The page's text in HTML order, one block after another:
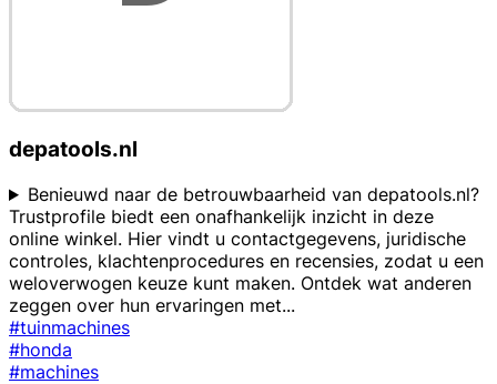
depatools.nl
Benieuwd naar de betrouwbaarheid van depatools.nl?
Trustprofile biedt een onafhankelijk inzicht in deze
online winkel. Hier vindt u contactgegevens, juridische
controles, klachtenprocedures en recensies, zodat u een
weloverwogen keuze kunt maken. Ontdek wat anderen
zeggen over hun ervaringen met...
#tuinmachines
#honda
#machines